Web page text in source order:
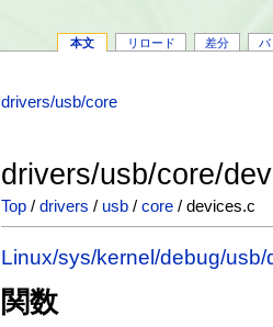
本文 リロード 差分 バ
drivers/usb/core
drivers/usb/core/
Top /drivers / usb /core / devices.c
Linux/sys/kernel/debug/usb/
関数